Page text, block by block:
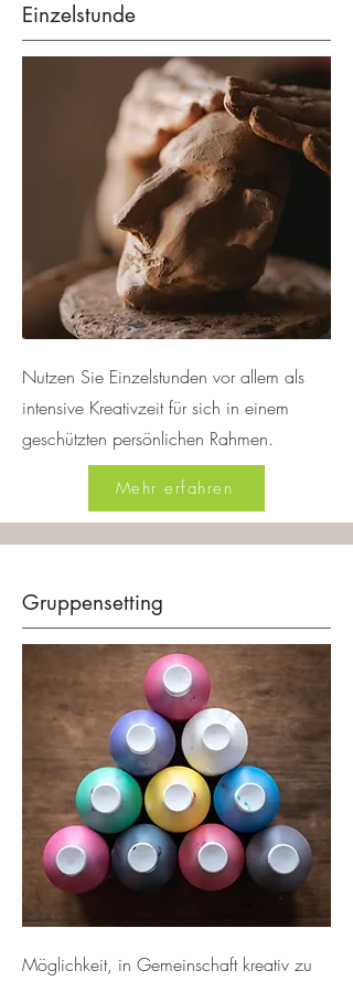
Einzelstunde
Nutzen Sie Einzelstunden vor allem als
intensive Kreativzeit für sich in einem
geschützten persönlichen Rahmen.
Mehr erfahren
Gruppensetting
Möglichkeit, in Gemeinschaft kreativ zu